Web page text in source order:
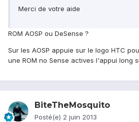
Merci de votre aide
ROM AOSP ou DeSense ?
Sur les AOSP appuie sur le logo HTC
une ROM no Sense actives l'appui long
BiteTheMosquito
Posté(e) 2 juin 2013